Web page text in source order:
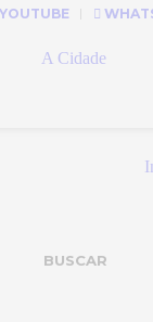
YOUTUBE
A Cidade
BUSCAR